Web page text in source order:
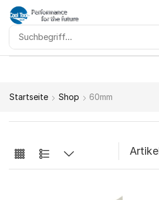
Startseite Shop 60mm